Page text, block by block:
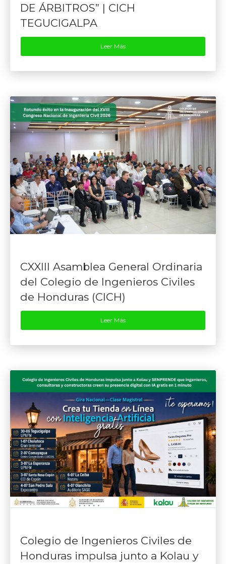
DE ÁRBITROS” | CICH
TEGUCIGALPA
Leer Más
CXXIII Asamblea General Ordinaria
del Colegio de Ingenieros Civiles
de Honduras (CICH)
Leer Más
Colegio de Ingenieros Civiles de
Honduras impulsa junto a Kolau y